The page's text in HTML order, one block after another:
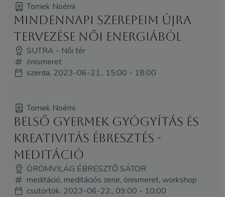
Tomek Noémi
Mindennapi szerepeim újra
tervezése női energiából
SUTRA - Női tér
önismeret
szerda, 2023-06-21., 15:00 - 18:00
Tomek Noémi
Belső gyermek gyógyítás és
kreativitás ébresztés -
meditáció
ÖRÖMVILÁG ÉBRESZTŐ SÁTOR
meditáció, meditációs zene, önismeret, workshop
csütörtök, 2023-06-22., 09:00 - 10:00